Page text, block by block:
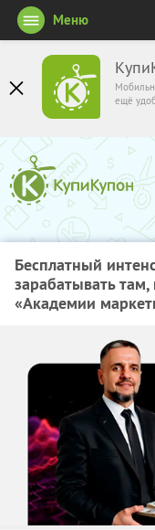
ещё
Меню
Бесплатный
зарабатывать
«Академии